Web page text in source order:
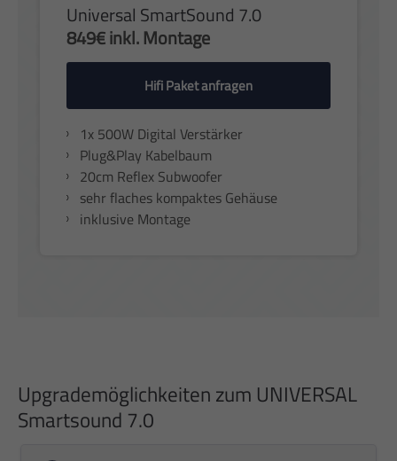
Universal SmartSound 7.0
849€ inkl. Montage
Hifi Paket anfragen
1x 500W Digital Verstärker
Plug&Play Kabelbaum
20cm Reflex Subwoofer
sehr flaches kompaktes Gehäuse
inklusive Montage
Upgrademöglichkeiten zum UNIVERSAL
Smartsound 7.0